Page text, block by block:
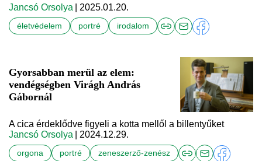
Jancsó Orsolya | 2025.01.20.
életvédelem portré irodalom
Gyorsabban merül az elem:
vendégségben Virágh András
Gábornál
A cica érdeklődve figyeli a kotta mellől a billentyűket
Jancsó Orsolya
| 2024.12.29.
orgona portré zeneszerző-zenész